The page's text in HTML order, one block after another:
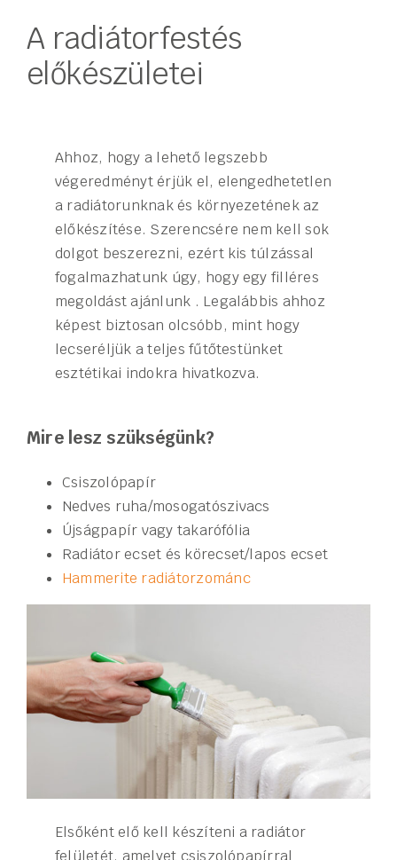
A radiátorfestés
előkészületei
Ahhoz, hogy a lehető legszebb
végeredményt érjük el, elengedhetetlen
a radiátorunknak és környezetének az
előkészítése. Szerencsére nem kell sok
dolgot beszerezni, ezért kis túlzással
fogalmazhatunk úgy, hogy egy filléres
megoldást ajánlunk . Legalábbis ahhoz
képest biztosan olcsóbb, mint hogy
lecseréljük a teljes fűtőtestünket
esztétikai indokra hivatkozva.
Mire lesz szükségünk?
Csiszolópapír
Nedves ruha/mosogatószivacs
Újságpapír vagy takarófólia
Radiátor ecset és körecset/lapos ecset
Hammerite radiátorzománc
Elsőként elő kell készíteni a radiátor
felületét, amelyet csiszolópapírral